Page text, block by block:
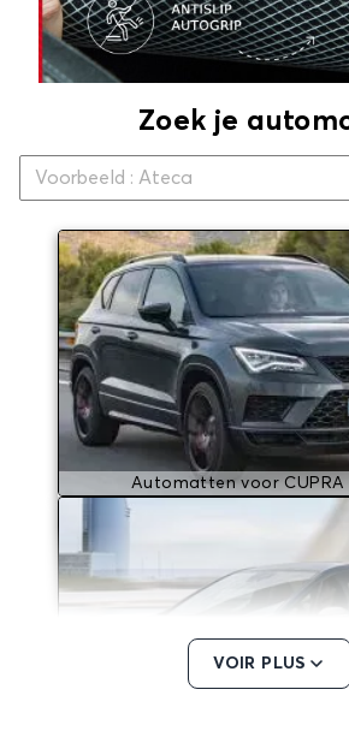
Zoek je
Automatten voor CUPRA
VOIR PLUS